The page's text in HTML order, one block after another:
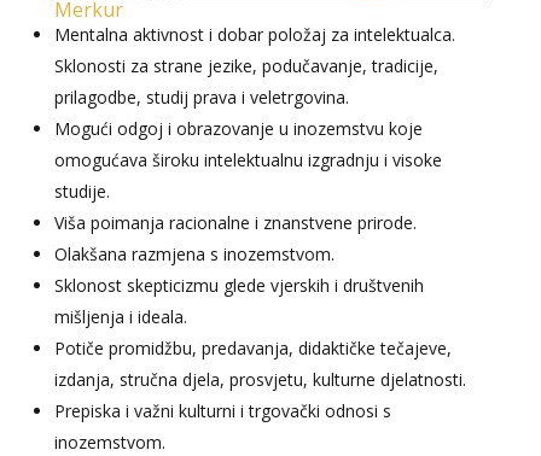
Merkur
Mentalna aktivnost i dobar položaj za intelektualca.
Sklonosti za strane jezike, podučavanje, tradicije,
prilagodbe, studij prava i veletrgovina.
Mogući odgoj i obrazovanje u inozemstvu koje
omogućava široku intelektualnu izgradnju i visoke
studije.
Viša poimanja racionalne i znanstvene prirode.
Olakšana razmjena s inozemstvom.
Sklonost skepticizmu glede vjerskih i društvenih
mišljenja i ideala.
Potiče promidžbu, predavanja, didaktičke tečajeve,
izdanja, stručna djela, prosvjetu, kulturne djelatnosti.
Prepiska i važni kulturni i trgovački odnosi s
inozemstvom.